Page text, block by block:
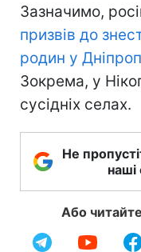
Зазначимо,
призвів до
родин у
Зокрема, у
сусідніх селах.
Не
наші
Або